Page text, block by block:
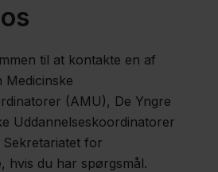
til at kontakte en af
Medicinske
(AMU), De Yngre
Uddannelseskoordinatorer
for
hvis du har spørgsmål.